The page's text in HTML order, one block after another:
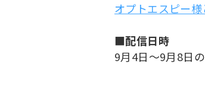
オプトエスピー
■配信日時
9月4日～9月8日